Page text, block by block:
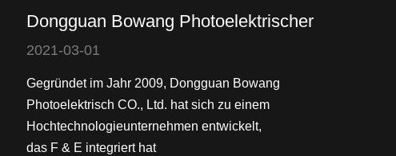
Dongguan Bowang Photoelektrischer
2021-03-01
Gegründet im Jahr 2009, Dongguan Bowang
Photoelektrisch CO., Ltd. hat sich zu einem
Hochtechnologieunternehmen entwickelt,
das F & E integriert hat